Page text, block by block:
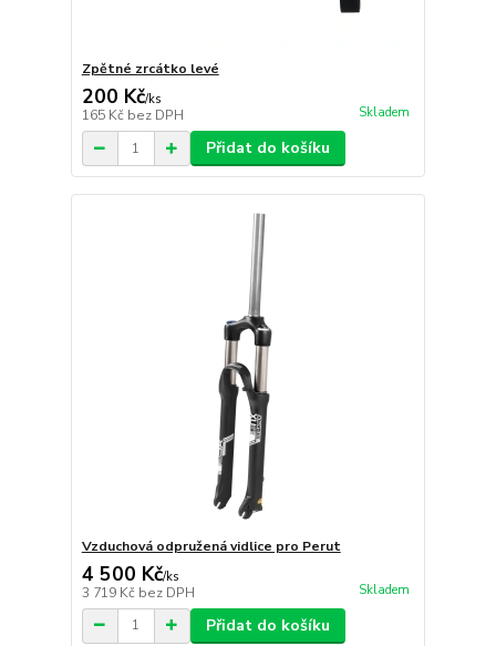
Zpětné zrcátko levé
200 Kč/ks
165 Kč bez DPH Skladem
Přidat do košíku
Vzduchová odpružená vidlice pro Perut
4 500 Kč/ks
3 719 Kč bez DPH Skladem
Přidat do košíku